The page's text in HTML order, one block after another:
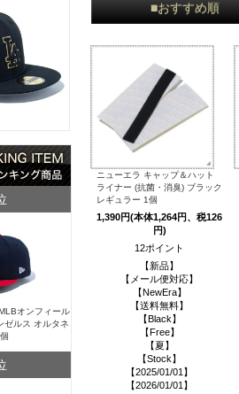
オンフィール
ゼルス オルタネ
■おすすめ順
ニューエラ キャップ＆ハット
ライナー (抗菌・消臭) ブラック
レギュラー 1個
1,390円(本体1,264円、税126
円)
12ポイント
【新品】
【メール便対応】
【NewEra】
【送料無料】
【Black】
【Free】
【夏】
【Stock】
【2025/01/01】
【2026/01/01】